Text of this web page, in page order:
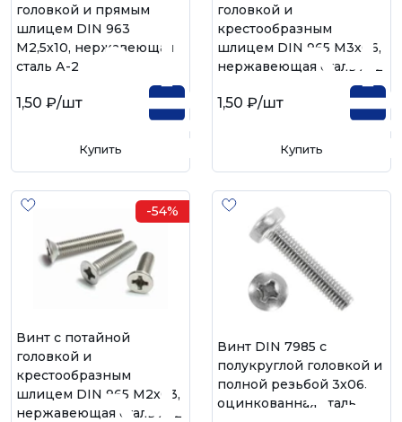
головкой и прямым
шлицем DIN 963
М2,5х10, нержавеющая
сталь А-2
1,50 ₽/шт
Купить
головкой и
крестообразным
шлицем DIN 965 М3х06,
нержавеющая сталь А-2
1,50 ₽/шт
Купить
Винт с потайной
головкой и
крестообразным
шлицем DIN 965 М2х03,
нержавеющая сталь А-2
-54%
Винт DIN 7985 с
полукруглой головкой и
полной резьбой 3х06,
оцинкованная сталь